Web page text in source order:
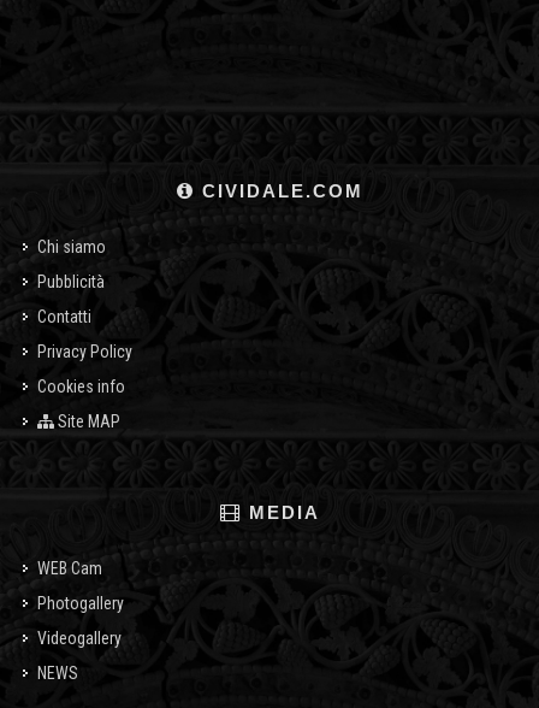
CIVIDALE.COM
Chi siamo
Pubblicità
Contatti
Privacy Policy
Cookies info
Site MAP
MEDIA
WEB Cam
Photogallery
Videogallery
NEWS